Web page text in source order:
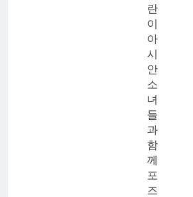
란
이
아
시
안
소
녀
들
과
함
께
포
즈